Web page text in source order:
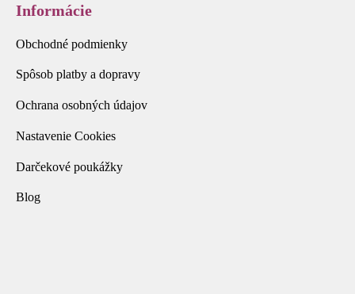
Informácie
Obchodné podmienky
Spôsob platby a dopravy
Ochrana osobných údajov
Nastavenie Cookies
Darčekové poukážky
Blog